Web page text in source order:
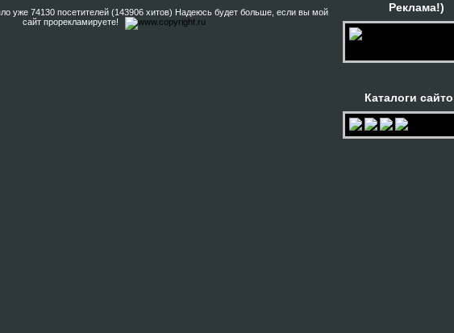
уже 74130 посетителей (143906 хитов) Надеюсь будет больше, если вы мой
сайт прорекламируете!
Реклама!)
Каталоги